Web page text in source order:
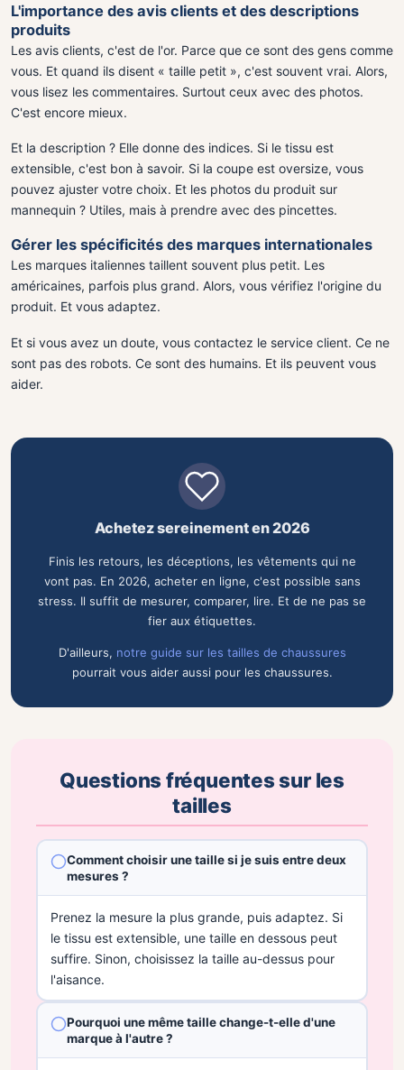
L'importance des avis clients et des descriptions
produits
Les avis clients, c'est de l'or. Parce que ce sont des gens comme
vous. Et quand ils disent « taille petit », c'est souvent vrai. Alors,
vous lisez les commentaires. Surtout ceux avec des photos.
C'est encore mieux.
Et la description ? Elle donne des indices. Si le tissu est
extensible, c'est bon à savoir. Si la coupe est oversize, vous
pouvez ajuster votre choix. Et les photos du produit sur
mannequin ? Utiles, mais à prendre avec des pincettes.
Gérer les spécificités des marques internationales
Les marques italiennes taillent souvent plus petit. Les
américaines, parfois plus grand. Alors, vous vérifiez l'origine du
produit. Et vous adaptez.
Et si vous avez un doute, vous contactez le service client. Ce ne
sont pas des robots. Ce sont des humains. Et ils peuvent vous
aider.
Achetez sereinement en 2026
Finis les retours, les déceptions, les vêtements qui ne
vont pas. En 2026, acheter en ligne, c'est possible sans
stress. Il suffit de mesurer, comparer, lire. Et de ne pas se
fier aux étiquettes.
D'ailleurs, notre guide sur les tailles de chaussures
pourrait vous aider aussi pour les chaussures.
Questions fréquentes sur les
tailles
Comment choisir une taille si je suis entre deux
mesures ?
Prenez la mesure la plus grande, puis adaptez. Si
le tissu est extensible, une taille en dessous peut
suffire. Sinon, choisissez la taille au-dessus pour
l'aisance.
Pourquoi une même taille change-t-elle d'une
marque à l'autre ?